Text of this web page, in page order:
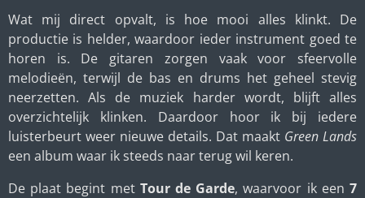
Wat mij direct opvalt, is hoe mooi alles klinkt. De
productie is helder, waardoor ieder instrument goed te
horen is. De gitaren zorgen vaak voor sfeervolle
melodieën, terwijl de bas en drums het geheel stevig
neerzetten. Als de muziek harder wordt, blijft alles
overzichtelijk klinken. Daardoor hoor ik bij iedere
luisterbeurt weer nieuwe details. Dat maakt Green Lands
een album waar ik steeds naar terug wil keren.
De plaat begint met Tour de Garde, waarvoor ik een7